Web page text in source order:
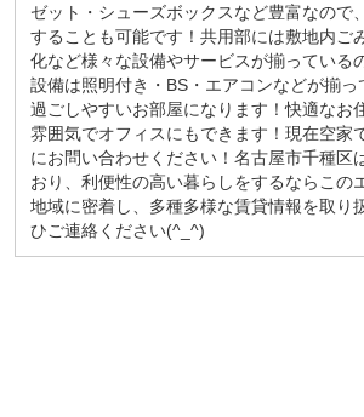
ゼット・シューズボックスなど豊富なので
することも可能です！共用部には敷地内ご
化など様々な設備やサービスが揃っている
設備は照明付き・BS・エアコンなどが揃っ
過ごしやすいお部屋になります！快適なお
雰囲気でオフィスにもできます！現在空家
にお問い合わせください！名古屋市千種区
おり、利便性の高い暮らしをするならこの
地域に密着し、多種多様な賃貸情報を取り
ひご連絡ください(^_^)